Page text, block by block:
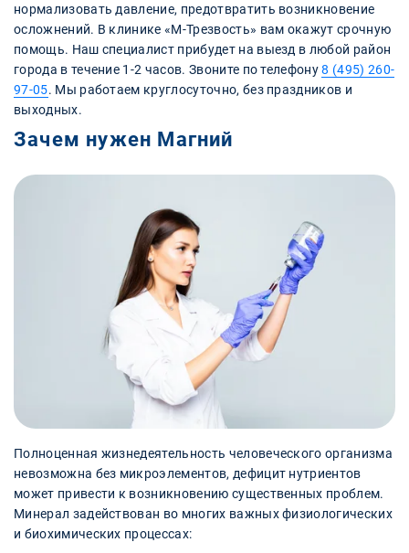
нормализовать давление, предотвратить возникновение
осложнений. В клинике «М-Трезвость» вам окажут срочную
помощь. Наш специалист прибудет на выезд в любой район
города в течение 1-2 часов. Звоните по телефону8 (495) 260-
97-05. Мы работаем круглосуточно, без праздников и
выходных.
Зачем нужен Магний
Полноценная жизнедеятельность человеческого организма
невозможна без микроэлементов, дефицит нутриентов
может привести к возникновению существенных проблем.
Минерал задействован во многих важных физиологических
и биохимических процессах: